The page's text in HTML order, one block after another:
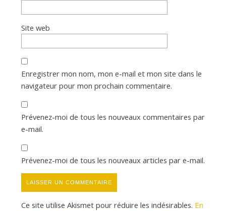
Site web
Enregistrer mon nom, mon e-mail et mon site dans le
navigateur pour mon prochain commentaire.
Prévenez-moi de tous les nouveaux commentaires par
e-mail.
Prévenez-moi de tous les nouveaux articles par e-mail.
Ce site utilise Akismet pour réduire les indésirables. En